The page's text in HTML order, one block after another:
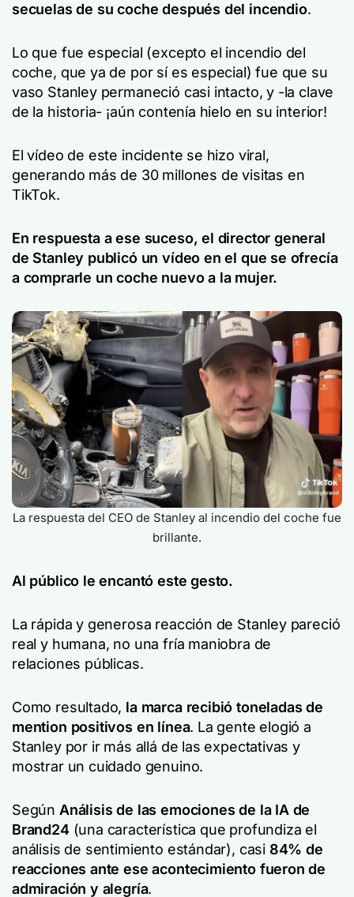
secuelas de su coche después del incendio.
Lo que fue especial (excepto el incendio del
coche, que ya de por sí es especial) fue que su
vaso Stanley permaneció casi intacto, y -la clave
de la historia- ¡aún contenía hielo en su interior!
El vídeo de este incidente se hizo viral,
generando más de 30 millones de visitas en
TikTok.
En respuesta a ese suceso, el director general
de Stanley publicó un vídeo en el que se ofrecía
a comprarle un coche nuevo a la mujer.
La respuesta del CEO de Stanley al incendio del coche fue
brillante.
Al público le encantó este gesto.
La rápida y generosa reacción de Stanley pareció
real y humana, no una fría maniobra de
relaciones públicas.
Como resultado, la marca recibió toneladas de
mention positivos en línea. La gente elogió a
Stanley por ir más allá de las expectativas y
mostrar un cuidado genuino.
Según Análisis de las emociones de la IA de
Brand24(una característica que profundiza el
análisis de sentimiento estándar), casi 84% de
reacciones ante ese acontecimiento fueron de
admiración y alegría.